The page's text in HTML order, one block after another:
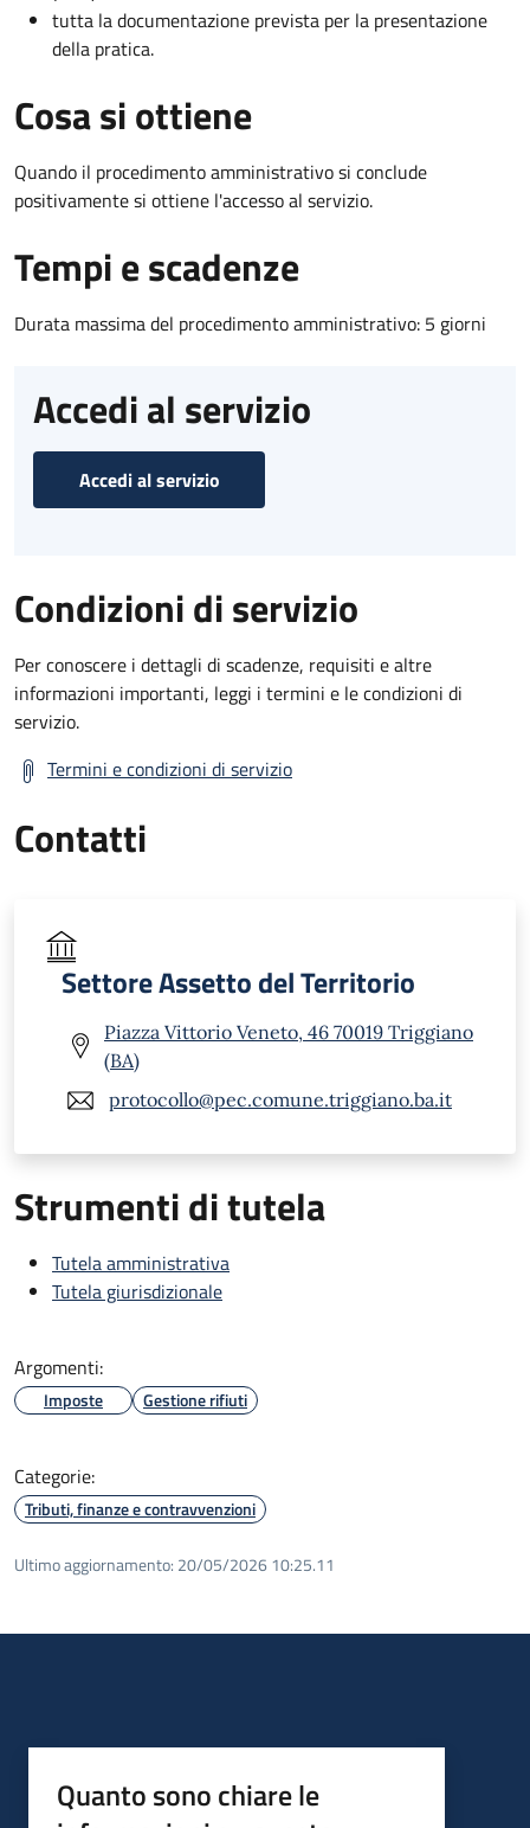
tutta la documentazione prevista per la presentazione
della pratica.
Cosa si ottiene
Quando il procedimento amministrativo si conclude
positivamente si ottiene l'accesso al servizio.
Tempi e scadenze
Durata massima del procedimento amministrativo: 5 giorni
Accedi al servizio
Accedi al servizio
Condizioni di servizio
Per conoscere i dettagli di scadenze, requisiti e altre
informazioni importanti, leggi i termini e le condizioni di
servizio.
Termini e condizioni di servizio
Contatti
Settore Assetto del Territorio
Piazza Vittorio Veneto, 46 70019 Triggiano
(BA)
protocollo@pec.comune.triggiano.ba.it
Strumenti di tutela
Tutela amministrativa
Tutela giurisdizionale
Argomenti:
Imposte Gestione rifiuti
Categorie:
Tributi, finanze e contravvenzioni
Ultimo aggiornamento: 20/05/2026 10:25.11
Quanto sono chiare le